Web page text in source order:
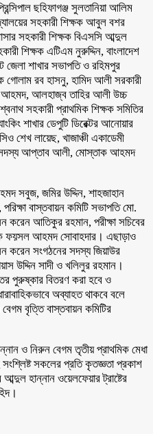
ছহিফাগঞ্জ সুলতানিয়া আলিম
সহকারী শিক্ষক আবুল বশর
সহকারী শিক্ষক বিএসসি আব্দুল
শিক্ষক এটিএম নুরুদ্দিন, বাংলাদেশ
জেলা শাখার সভাপতি ও রহিমপুর
গোলাম রব হাসনু, হামিদ আলী সরকারী
আহমদ, আলহাজ্ব তাহির আলী উচ্চ
সহকারী প্রাথমিক শিক্ষক সমিতির
শাখার ডেপুটি ডিরেক্টর আনোয়ার
শেখ লায়েছ, খাজাঞ্চী একাডেমী
সদস্য আপ্তাব আলী, মোস্তাক আহমদ
সবুজ, জমির উদ্দিন, শাহজাহান
বাস্তবায়ন কমিটি সভাপতি মো.
করেন আতিকুর রহমান, পরীক্ষা সচিবের
ফয়সল আহমদ সোবাহদার। এছাড়াও
করেন সংগঠনের সদস্য জিয়াউর
উদ্দিন সাদী ও খলিলুর রহমান।
পুরুষ্কার বিতরণ করা হবে ও
অব্যাহত থাকবে বলে
বৃত্তি বাস্তবায়ন কমিটির
ও নিরুন বেগম তৃতীয় প্রাথমিক মেধা
সকলের প্রতি কৃতজ্ঞতা প্রকাশ
হান্নান ওয়েলফেয়ার ট্রাষ্টের